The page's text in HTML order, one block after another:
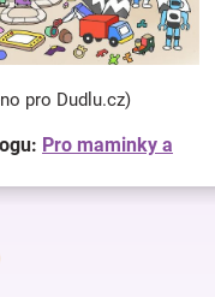
pro Dudlu.cz)
Pro maminky a